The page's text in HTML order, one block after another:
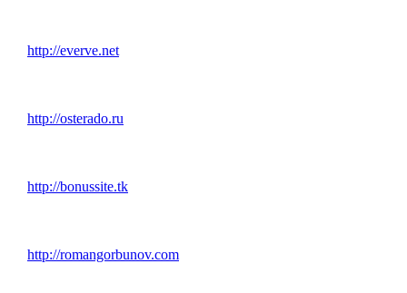
http://everve.net
http://osterado.ru
http://bonussite.tk
http://romangorbunov.com